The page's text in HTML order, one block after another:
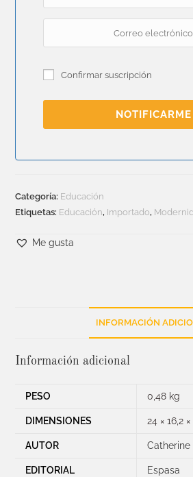
Confirmar suscripción
NOTIFICARME
Categoría: Educación
Etiquetas: Educación, Importado,
Me gusta
INFORMACIÓN
Información adicional
PESO 0,48 kg
DIMENSIONES 24 × 16,2
AUTOR Catherine
EDITORIAL Espasa